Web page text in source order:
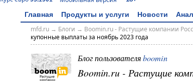
Главная Продукты и услуги Новости
mfd.ru→ Блоги → Boomin.ru - Растущие компании
купонные выплаты за ноябрь 2023 года
Блог пользователяboomin
Boomin.ru - Растущие